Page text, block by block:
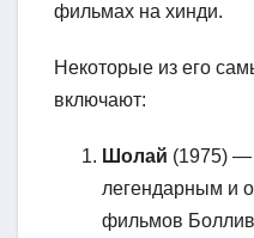
фильмах на хинди.
Некоторые из его
включают:
Шолай (1975) —
легендарным и
фильмов